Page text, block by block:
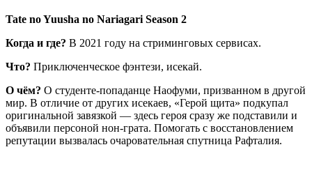
Tate no Yuusha no Nariagari Season 2
Когда и где? В 2021 году на стриминговых сервисах.
Что? Приключенческое фэнтези, исекай.
О чём? О студенте-попаданце Наофуми, призванном в другой
мир. В отличие от других исекаев, «Герой щита» подкупал
оригинальной завязкой — здесь героя сразу же подставили и
объявили персоной нон-грата. Помогать с восстановлением
репутации вызвалась очаровательная спутница Рафталия.